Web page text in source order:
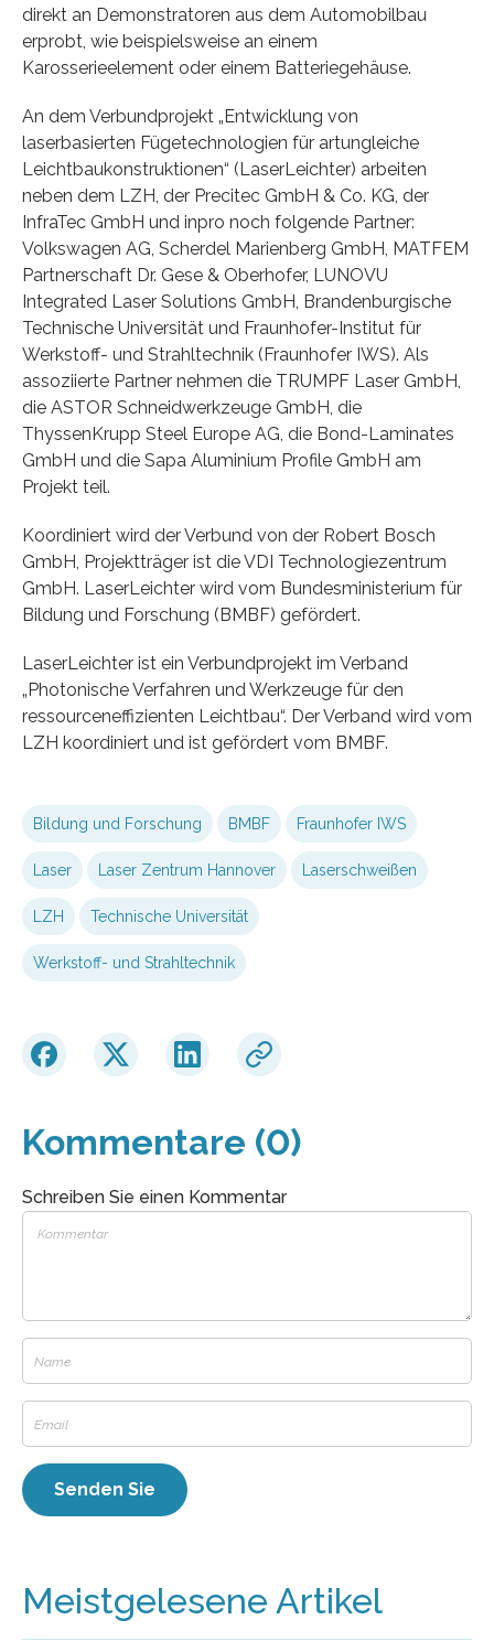
direkt an Demonstratoren aus dem Automobilbau
erprobt, wie beispielsweise an einem
Karosserieelement oder einem Batteriegehäuse.
An dem Verbundprojekt „Entwicklung von
laserbasierten Fügetechnologien für artungleiche
Leichtbaukonstruktionen“ (LaserLeichter) arbeiten
neben dem LZH, der Precitec GmbH & Co. KG, der
InfraTec GmbH und inpro noch folgende Partner:
Volkswagen AG, Scherdel Marienberg GmbH, MATFEM
Partnerschaft Dr. Gese & Oberhofer, LUNOVU
Integrated Laser Solutions GmbH, Brandenburgische
Technische Universität und Fraunhofer-Institut für
Werkstoff- und Strahltechnik (Fraunhofer IWS). Als
assoziierte Partner nehmen die TRUMPF Laser GmbH,
die ASTOR Schneidwerkzeuge GmbH, die
ThyssenKrupp Steel Europe AG, die Bond-Laminates
GmbH und die Sapa Aluminium Profile GmbH am
Projekt teil.
Koordiniert wird der Verbund von der Robert Bosch
GmbH, Projektträger ist die VDI Technologiezentrum
GmbH. LaserLeichter wird vom Bundesministerium für
Bildung und Forschung (BMBF) gefördert.
LaserLeichter ist ein Verbundprojekt im Verband
„Photonische Verfahren und Werkzeuge für den
ressourceneffizienten Leichtbau“. Der Verband wird vom
LZH koordiniert und ist gefördert vom BMBF.
Bildung und Forschung BMBF Fraunhofer IWS
Laser Laser Zentrum Hannover Laserschweißen
LZH Technische Universität
Werkstoff- und Strahltechnik
Kommentare (0)
Schreiben Sie einen Kommentar
Meistgelesene Artikel